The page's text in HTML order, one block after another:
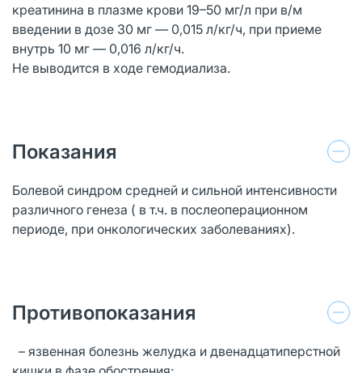
креатинина в плазме крови 19–50 мг/л при в/м
введении в дозе 30 мг — 0,015 л/кг/ч, при приеме
внутрь 10 мг — 0,016 л/кг/ч.
Не выводится в ходе гемодиализа.
Показания
Болевой синдром средней и сильной интенсивности
различного генеза ( в т.ч. в послеоперационном
периоде, при онкологических заболеваниях).
Противопоказания
– язвенная болезнь желудка и двенадцатиперстной